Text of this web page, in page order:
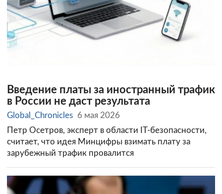
Введение платы за иностранный трафик
в России не даст результата
Global_Chronicles 6 мая 2026
Петр Осетров, эксперт в области IT-безопасности,
считает, что идея Минцифры взимать плату за
зарубежный трафик провалится